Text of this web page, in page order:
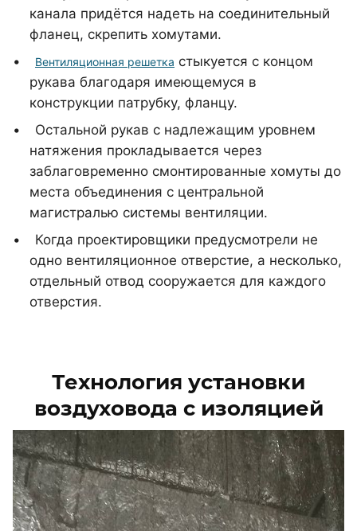
канала придётся надеть на соединительный
фланец, скрепить хомутами.
Вентиляционная решетка стыкуется с концом
рукава благодаря имеющемуся в
конструкции патрубку, фланцу.
Остальной рукав с надлежащим уровнем
натяжения прокладывается через
заблаговременно смонтированные хомуты до
места объединения с центральной
магистралью системы вентиляции.
Когда проектировщики предусмотрели не
одно вентиляционное отверстие, а несколько,
отдельный отвод сооружается для каждого
отверстия.
Технология установки
воздуховода с изоляцией